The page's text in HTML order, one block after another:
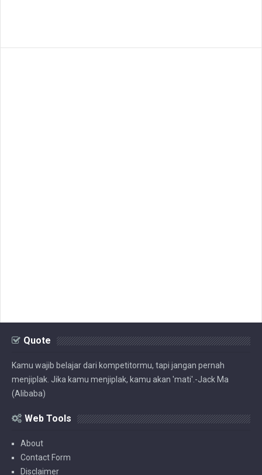
Quote
Kamu wajib belajar dari kompetitormu, tapi jangan pernah
menjiplak. Jika kamu menjiplak, kamu akan 'mati'.-Jack Ma
(Alibaba)
Web Tools
About
Contact Form
Disclaimer